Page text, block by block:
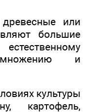
или
большие
и
культуры
картофель,